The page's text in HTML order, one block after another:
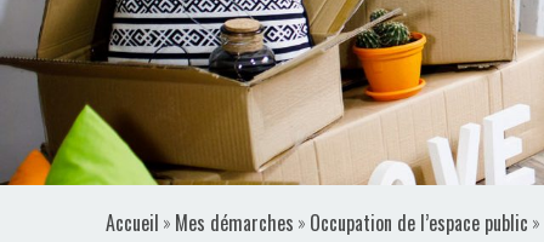
SORTIR / BOUGER
ESPACE PRESSE
Accueil » Mes démarches » Occupation de l’espace public »